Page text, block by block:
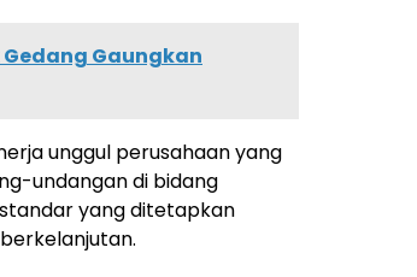
Gedang Gaungkan
unggul perusahaan yang
undangan di bidang
yang ditetapkan